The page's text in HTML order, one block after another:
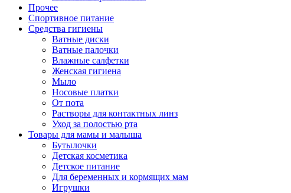
Прочее
Спортивное питание
Средства гигиены
Ватные диски
Ватные палочки
Влажные салфетки
Женская гигиена
Мыло
Носовые платки
От пота
Растворы для контактных линз
Уход за полостью рта
Товары для мамы и малыша
Бутылочки
Детская косметика
Детское питание
Для беременных и кормящих мам
Игрушки